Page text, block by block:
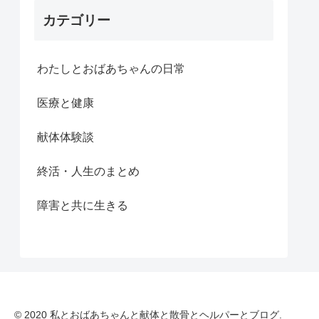
カテゴリー
わたしとおばあちゃんの日常
医療と健康
献体体験談
終活・人生のまとめ
障害と共に生きる
© 2020 私とおばあちゃんと献体と散骨とヘルパーとブログ.